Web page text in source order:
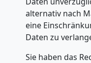
alternativ nach
eine
Daten zu
Sie haben das